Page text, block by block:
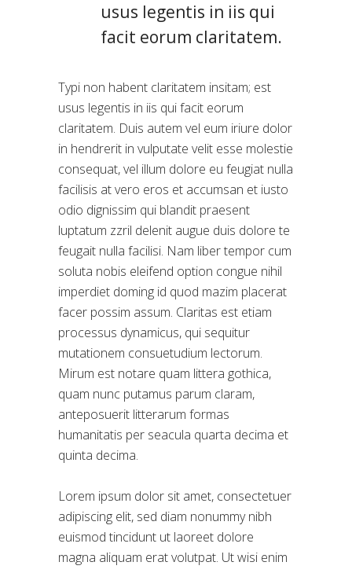
usus legentis in iis qui
facit eorum claritatem.
Typi non habent claritatem insitam; est
usus legentis in iis qui facit eorum
claritatem. Duis autem vel eum iriure dolor
in hendrerit in vulputate velit esse molestie
consequat, vel illum dolore eu feugiat nulla
facilisis at vero eros et accumsan et iusto
odio dignissim qui blandit praesent
luptatum zzril delenit augue duis dolore te
feugait nulla facilisi. Nam liber tempor cum
soluta nobis eleifend option congue nihil
imperdiet doming id quod mazim placerat
facer possim assum. Claritas est etiam
processus dynamicus, qui sequitur
mutationem consuetudium lectorum.
Mirum est notare quam littera gothica,
quam nunc putamus parum claram,
anteposuerit litterarum formas
humanitatis per seacula quarta decima et
quinta decima.
Lorem ipsum dolor sit amet, consectetuer
adipiscing elit, sed diam nonummy nibh
euismod tincidunt ut laoreet dolore
magna aliquam erat volutpat. Ut wisi enim